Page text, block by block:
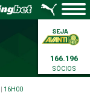
166.196
SÓCIOS
16H00